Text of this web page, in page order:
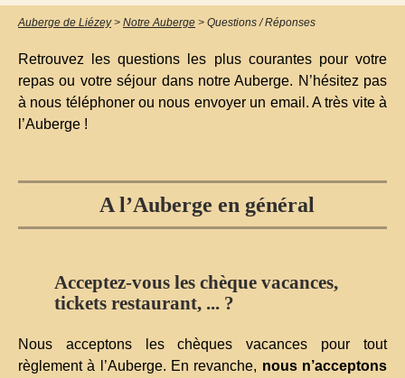
Auberge de Liézey > Notre Auberge > Questions / Réponses
Retrouvez les questions les plus courantes pour votre
repas ou votre séjour dans notre Auberge. N’hésitez pas
à nous téléphoner ou nous envoyer un email. A très vite à
l’Auberge !
A l’Auberge en général
Acceptez-vous les chèque vacances,
tickets restaurant, ... ?
Nous acceptons les chèques vacances pour tout
règlement à l’Auberge. En revanche, nous n’acceptons